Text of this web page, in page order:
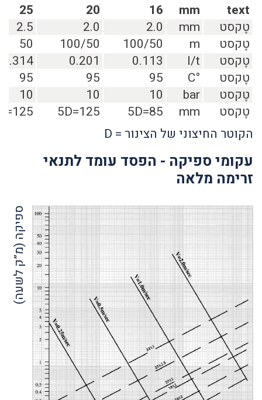
text
mm
16
20
25
טֶקסט
mm
2.0
2.0
2.5
טֶקסט
m
100/50
100/50
50
טֶקסט
l/t
0.113
0.201
0.314
טֶקסט
°C
95
95
95
טֶקסט
bar
10
10
10
טֶקסט
mm
85=5D
125=5D
125=5D
הקוטר החיצוני של הצינור = D
עקומי ספיקה - הפסד עומד לתנאי
זרימה מלאה
ספיקה (מ”ק לשעה)